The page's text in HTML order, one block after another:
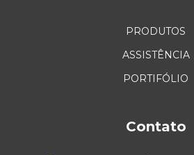
PRODUTOS
ASSISTÊNCIA
PORTIFÓLIO
Contato